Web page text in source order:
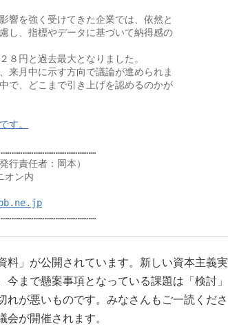
響を強く受けてきた企業では、依然と
し、指標やデータに基づいて納得感の
円と過去最大となりました。
来月中に示す方向で議論が進められま
で、どこまで引き上げを認めるのかが
す。
行責任者：岡本）
オン内
料」が公開されています。新しい資本主義実
まで懸案事項となっている課題は「検討」
れが悪いものです。みなさんもご一読くださ
が開催されます。